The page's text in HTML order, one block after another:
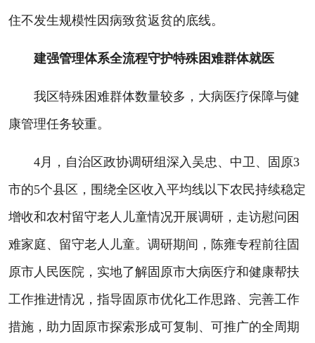
住不发生规模性因病致贫返贫的底线。
建强管理体系全流程守护特殊困难群体就医
我区特殊困难群体数量较多，大病医疗保障与健
康管理任务较重。
4月，自治区政协调研组深入吴忠、中卫、固原3
市的5个县区，围绕全区收入平均线以下农民持续稳定
增收和农村留守老人儿童情况开展调研，走访慰问困
难家庭、留守老人儿童。调研期间，陈雍专程前往固
原市人民医院，实地了解固原市大病医疗和健康帮扶
工作推进情况，指导固原市优化工作思路、完善工作
措施，助力固原市探索形成可复制、可推广的全周期